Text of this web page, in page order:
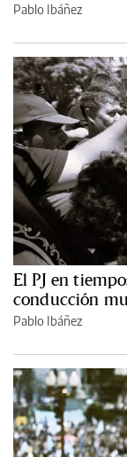
Pablo Ibáñez
El PJ en
conducción
Pablo Ibáñez